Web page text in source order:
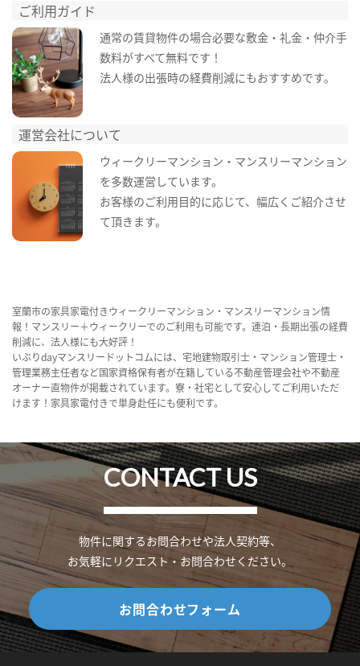
ご利用ガイド
通常の賃貸物件の場合必要な敷金・礼金・仲介手
数料がすべて無料です！
法人様の出張時の経費削減にもおすすめです。
運営会社について
ウィークリーマンション・マンスリーマンション
を多数運営しています。
お客様のご利用目的に応じて、幅広くご紹介させ
て頂きます。
室蘭市の家具家電付きウィークリーマンション・マンスリーマンション情
報！マンスリー＋ウィークリーでのご利用も可能です。連泊・長期出張の経費
削減に、法人様にも大好評！
いぶりdayマンスリードットコムには、宅地建物取引士・マンション管理士・
管理業務主任者など国家資格保有者が在籍している不動産管理会社や不動産
オーナー直物件が掲載されています。寮・社宅として安心してご利用いただ
けます！家具家電付きで単身赴任にも便利です。
CONTACT US
物件に関するお問合わせや法人契約等、
お気軽にリクエスト・お問合わせください。
お問合わせフォーム